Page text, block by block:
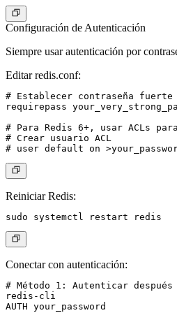
Configuración de Autenticación
Siempre usar autenticación por
Editar redis.conf:
# Establecer contraseña fuerte
requirepass
# Para Redis 6+, usar ACLs
# Crear usuario ACL
Reiniciar Redis:
Conectar con autenticación:
# Método 1: Autenticar después
redis-cli
AUTH your_password